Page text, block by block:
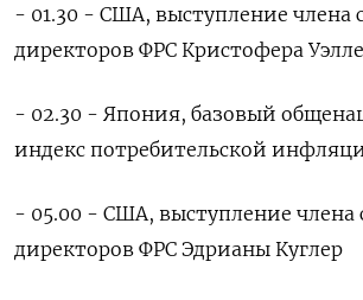
- 01.30 - США, выступление члена
директоров ФРС Кристофера
- 02.30 - Япония, базовый
индекс потребительской
- 05.00 - США, выступление члена
директоров ФРС Эдрианы Куглер